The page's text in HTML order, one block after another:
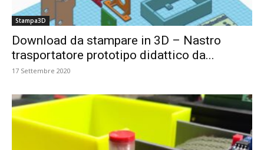
Stampa3D
Download da stampare in 3D – Nastro
trasportatore prototipo didattico da...
17 Settembre 2020